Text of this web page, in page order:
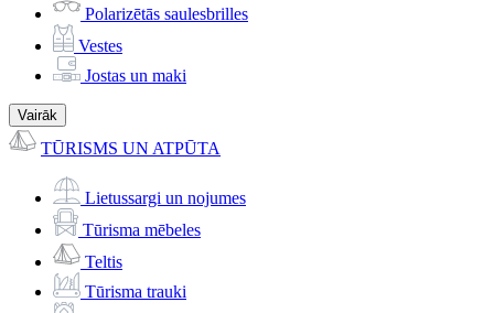
Polarizētās saulesbrilles
Vestes
Jostas un maki
Vairāk
TŪRISMS UN ATPŪTA
Lietussargi un nojumes
Tūrisma mēbeles
Teltis
Tūrisma trauki